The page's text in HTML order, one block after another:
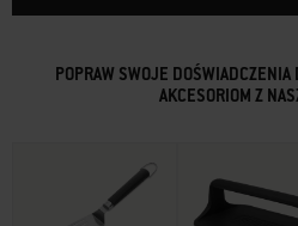
POPRAW SWOJE
AKCESORIOM Z